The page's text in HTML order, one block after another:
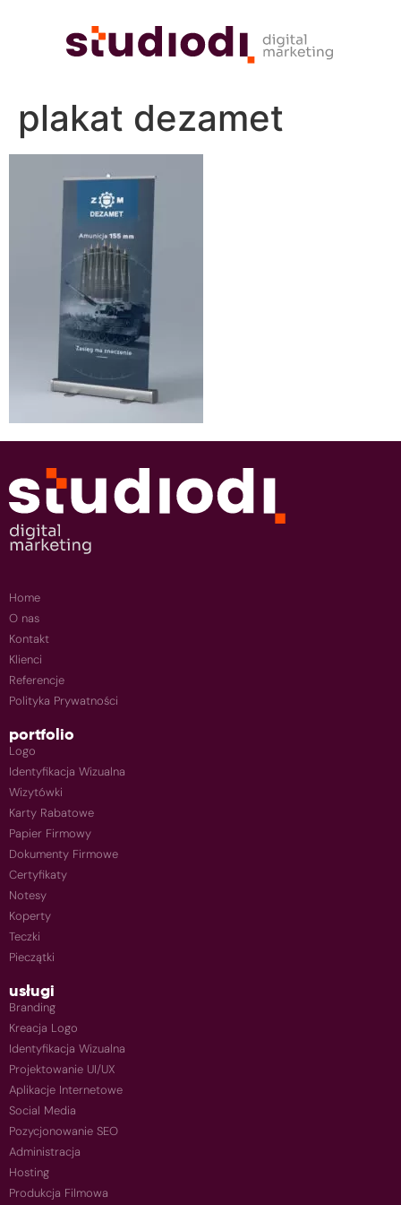
plakat dezamet
Home
O nas
Kontakt
Klienci
Referencje
Polityka Prywatności
portfolio
Logo
Identyfikacja Wizualna
Wizytówki
Karty Rabatowe
Papier Firmowy
Dokumenty Firmowe
Certyfikaty
Notesy
Koperty
Teczki
Pieczątki
usługi
Branding
Kreacja Logo
Identyfikacja Wizualna
Projektowanie UI/UX
Aplikacje Internetowe
Social Media
Pozycjonowanie SEO
Administracja
Hosting
Produkcja Filmowa